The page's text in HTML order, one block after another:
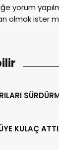
yorum
olmak ister
KULAÇ ATTI